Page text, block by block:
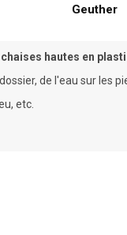
Geuther
chaises hautes en
de l'eau sur les
etc.